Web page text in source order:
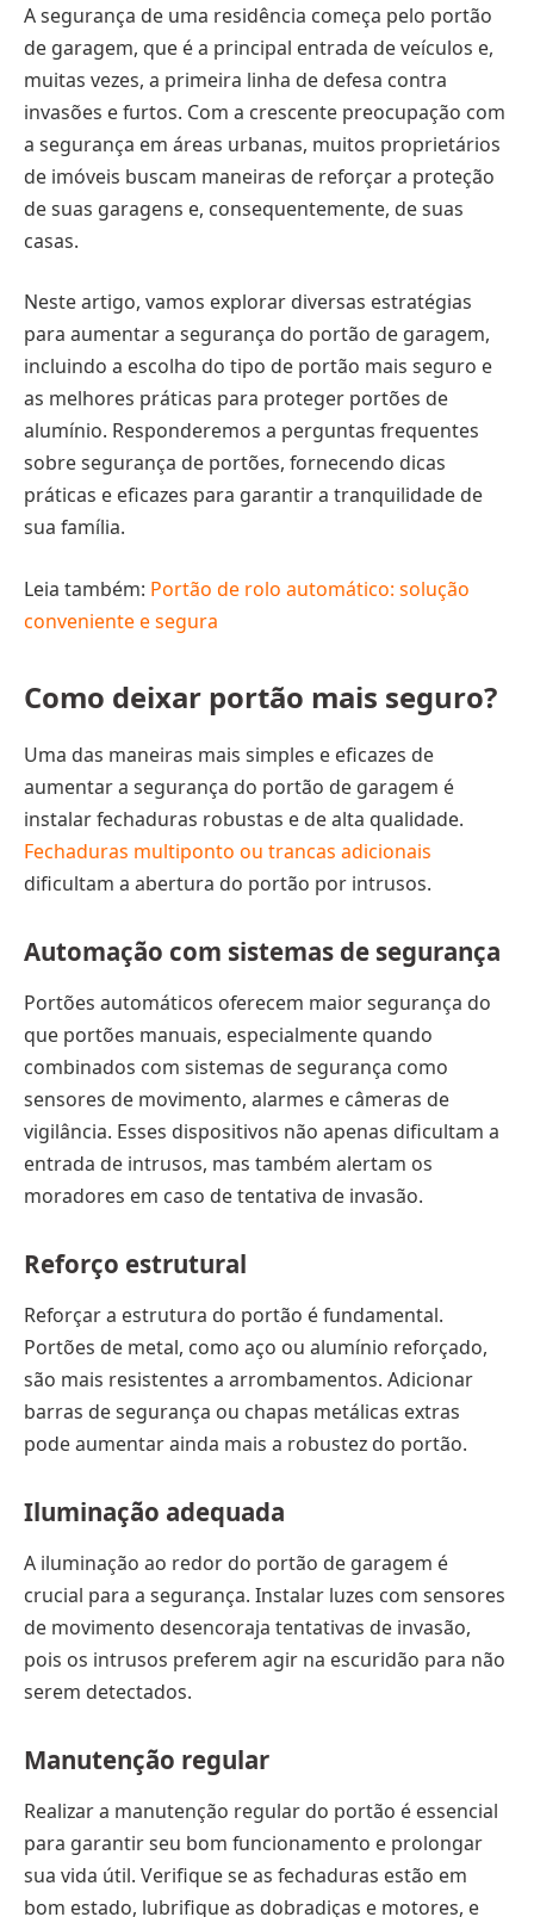
A segurança de uma residência começa pelo portão
de garagem, que é a principal entrada de veículos e,
muitas vezes, a primeira linha de defesa contra
invasões e furtos. Com a crescente preocupação com
a segurança em áreas urbanas, muitos proprietários
de imóveis buscam maneiras de reforçar a proteção
de suas garagens e, consequentemente, de suas
casas.
Neste artigo, vamos explorar diversas estratégias
para aumentar a segurança do portão de garagem,
incluindo a escolha do tipo de portão mais seguro e
as melhores práticas para proteger portões de
alumínio. Responderemos a perguntas frequentes
sobre segurança de portões, fornecendo dicas
práticas e eficazes para garantir a tranquilidade de
sua família.
Leia também: Portão de rolo automático: solução
conveniente e segura
Como deixar portão mais seguro?
Uma das maneiras mais simples e eficazes de
aumentar a segurança do portão de garagem é
instalar fechaduras robustas e de alta qualidade.
Fechaduras multiponto ou trancas adicionais
dificultam a abertura do portão por intrusos.
Automação com sistemas de segurança
Portões automáticos oferecem maior segurança do
que portões manuais, especialmente quando
combinados com sistemas de segurança como
sensores de movimento, alarmes e câmeras de
vigilância. Esses dispositivos não apenas dificultam a
entrada de intrusos, mas também alertam os
moradores em caso de tentativa de invasão.
Reforço estrutural
Reforçar a estrutura do portão é fundamental.
Portões de metal, como aço ou alumínio reforçado,
são mais resistentes a arrombamentos. Adicionar
barras de segurança ou chapas metálicas extras
pode aumentar ainda mais a robustez do portão.
Iluminação adequada
A iluminação ao redor do portão de garagem é
crucial para a segurança. Instalar luzes com sensores
de movimento desencoraja tentativas de invasão,
pois os intrusos preferem agir na escuridão para não
serem detectados.
Manutenção regular
Realizar a manutenção regular do portão é essencial
para garantir seu bom funcionamento e prolongar
sua vida útil. Verifique se as fechaduras estão em
bom estado, lubrifique as dobradiças e motores, e